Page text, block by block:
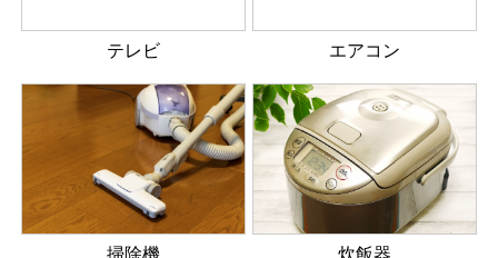
テレビ エアコン
掃除機 炊飯器